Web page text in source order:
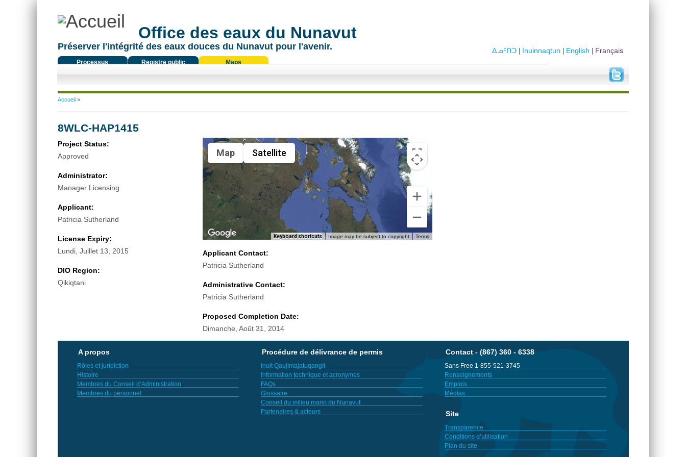
Office des eaux du Nunavut
Préserver l'intégrité des eaux douces du Nunavut pour l'avenir.
Processus
Registre public Maps
Français
English
Inuinnaqtun
ᐃᓄᑦᑎᑐ
Vous êtes ici
Accueil»
8WLC-HAP1415
Project Status:
Approved
Administrator:
Manager Licensing
Applicant:
Patricia Sutherland
License Expiry:
Lundi, Juillet 13, 2015
DIO Region:
Qikiqtani
Map Satellite
Keyboard shortcuts Image may be subject to copyright Terms
Applicant Contact:
Patricia Sutherland
Administrative Contact:
Patricia Sutherland
Proposed Completion Date:
Dimanche, Août 31, 2014
A propos
Rôles et juridiction
Histoire
Membres du Conseil d’Administration
Membres du personnel
Procédure de délivrance de permis
Inuit Qaujimajatuqangit
Information technique et acronymes
FAQs
Glossaire
Conseil du milieu marin du Nunavut
Partenaires & acteurs
Contact - (867) 360 - 6338
Sans Free 1-855-521-3745
Renseignements
Emplois
Médias
Site
Transparence
Conditions d’utilisation
Plan du site